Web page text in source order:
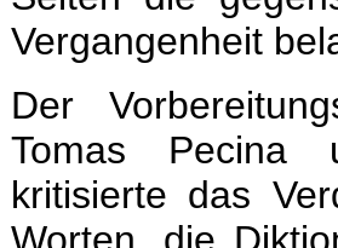
Vergangenheit
Der
Tomas Pecina
kritisierte das